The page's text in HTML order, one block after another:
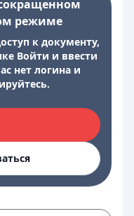
режиме
к документу,
Войти и ввести
нет логина и